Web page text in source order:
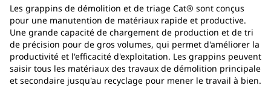
Les grappins de démolition et de triage Cat® sont conçus
pour une manutention de matériaux rapide et productive.
Une grande capacité de chargement de production et de tri
de précision pour de gros volumes, qui permet d'améliorer la
productivité et l'efficacité d'exploitation. Les grappins peuvent
saisir tous les matériaux des travaux de démolition principale
et secondaire jusqu'au recyclage pour mener le travail à bien.